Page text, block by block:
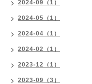
2024-09（1）
2024-05（1）
2024-04（1）
2024-02（1）
2023-12（1）
2023-09（3）